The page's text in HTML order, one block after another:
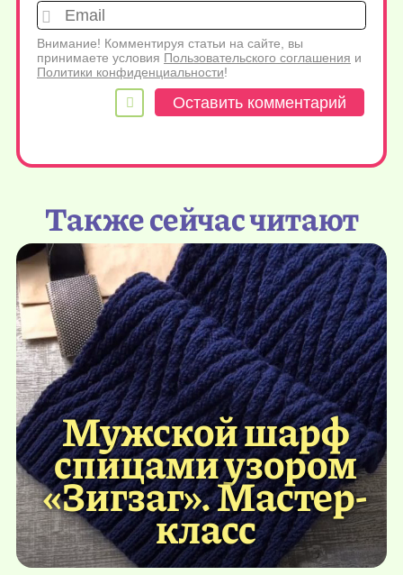
Внимание! Комментируя статьи на сайте, вы
принимаете условия Пользовательского соглашения и
Политики конфиденциальности!
Также сейчас читают
Мужской шарф
спицами узором
«Зигзаг». Мастер-
класс